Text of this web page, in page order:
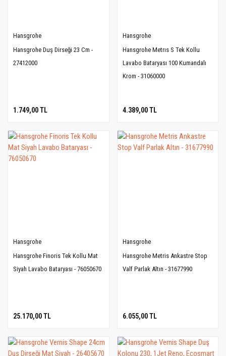
Hansgrohe
Hansgrohe Duş Dirseği 23 Cm -
27412000
1.749,00 TL
Hansgrohe
Hansgrohe Metrıs S Tek Kollu
Lavabo Bataryası 100 Kumandalı
Krom - 31060000
4.389,00 TL
Hansgrohe
Hansgrohe Finoris Tek Kollu Mat
Siyah Lavabo Bataryası - 76050670
25.170,00 TL
Hansgrohe
Hansgrohe Metris Ankastre Stop
Valf Parlak Altın - 31677990
6.055,00 TL